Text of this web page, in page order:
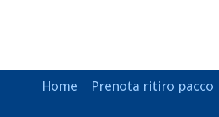
Home Prenota ritiro pacco